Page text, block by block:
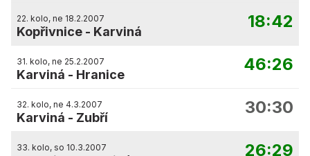
22. kolo, ne 18.2.2007
Kopřivnice - Karviná
18:42
31. kolo, ne 25.2.2007
Karviná - Hranice
46:26
32. kolo, ne 4.3.2007
Karviná - Zubří
30:30
33. kolo, so 10.3.2007 26:29